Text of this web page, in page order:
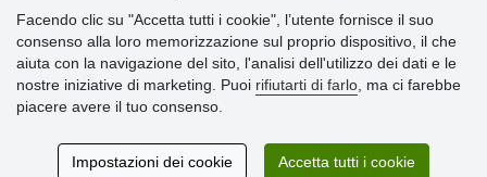
Informazioni importanti
» Impostazioni dei cookie
» Termini & Condizioni
» Informativa sulla Privacy
» Garanzia e resi
Facendo clic su "Accetta tutti i cookie", l’utente fornisce il suo
consenso alla loro memorizzazione sul proprio dispositivo, il che
aiuta con la navigazione del sito, l'analisi dell'utilizzo dei dati e le
nostre iniziative di marketing. Puoi rifiutarti di farlo , ma ci farebbe
piacere avere il tuo consenso.
Impostazioni dei cookie Accetta tutti i cookie